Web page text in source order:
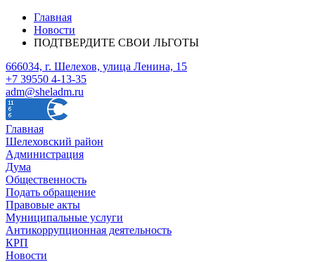
Главная
Новости
ПОДТВЕРДИТЕ СВОИ ЛЬГОТЫ
666034, г. Шелехов, улица Ленина, 15
+7 39550 4-13-35
adm@sheladm.ru
Главная
Шелеховский район
Администрация
Дума
Общественность
Подать обращение
Правовые акты
Муниципальные услуги
Антикоррупционная деятельность
КРП
Новости